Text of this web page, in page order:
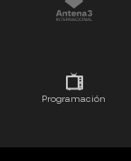
Programación